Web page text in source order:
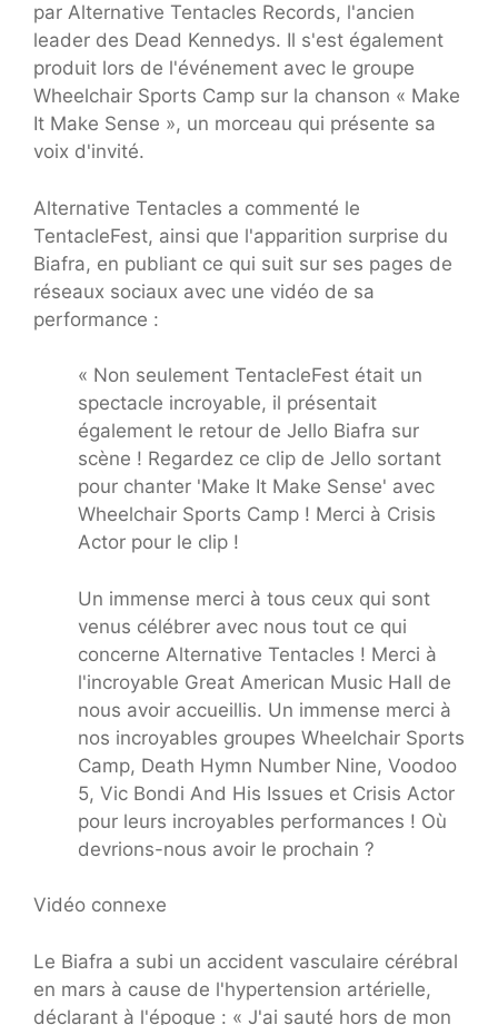
par Alternative Tentacles Records, l'ancien
leader des Dead Kennedys. Il s'est également
produit lors de l'événement avec le groupe
Wheelchair Sports Camp sur la chanson « Make
It Make Sense », un morceau qui présente sa
voix d'invité.
Alternative Tentacles a commenté le
TentacleFest, ainsi que l'apparition surprise du
Biafra, en publiant ce qui suit sur ses pages de
réseaux sociaux avec une vidéo de sa
performance :
« Non seulement TentacleFest était un
spectacle incroyable, il présentait
également le retour de Jello Biafra sur
scène ! Regardez ce clip de Jello sortant
pour chanter 'Make It Make Sense' avec
Wheelchair Sports Camp ! Merci à Crisis
Actor pour le clip !
Un immense merci à tous ceux qui sont
venus célébrer avec nous tout ce qui
concerne Alternative Tentacles ! Merci à
l'incroyable Great American Music Hall de
nous avoir accueillis. Un immense merci à
nos incroyables groupes Wheelchair Sports
Camp, Death Hymn Number Nine, Voodoo
5, Vic Bondi And His Issues et Crisis Actor
pour leurs incroyables performances ! Où
devrions-nous avoir le prochain ?
Vidéo connexe
Le Biafra a subi un accident vasculaire cérébral
en mars à cause de l'hypertension artérielle,
déclarant à l'époque : « J'ai sauté hors de mon